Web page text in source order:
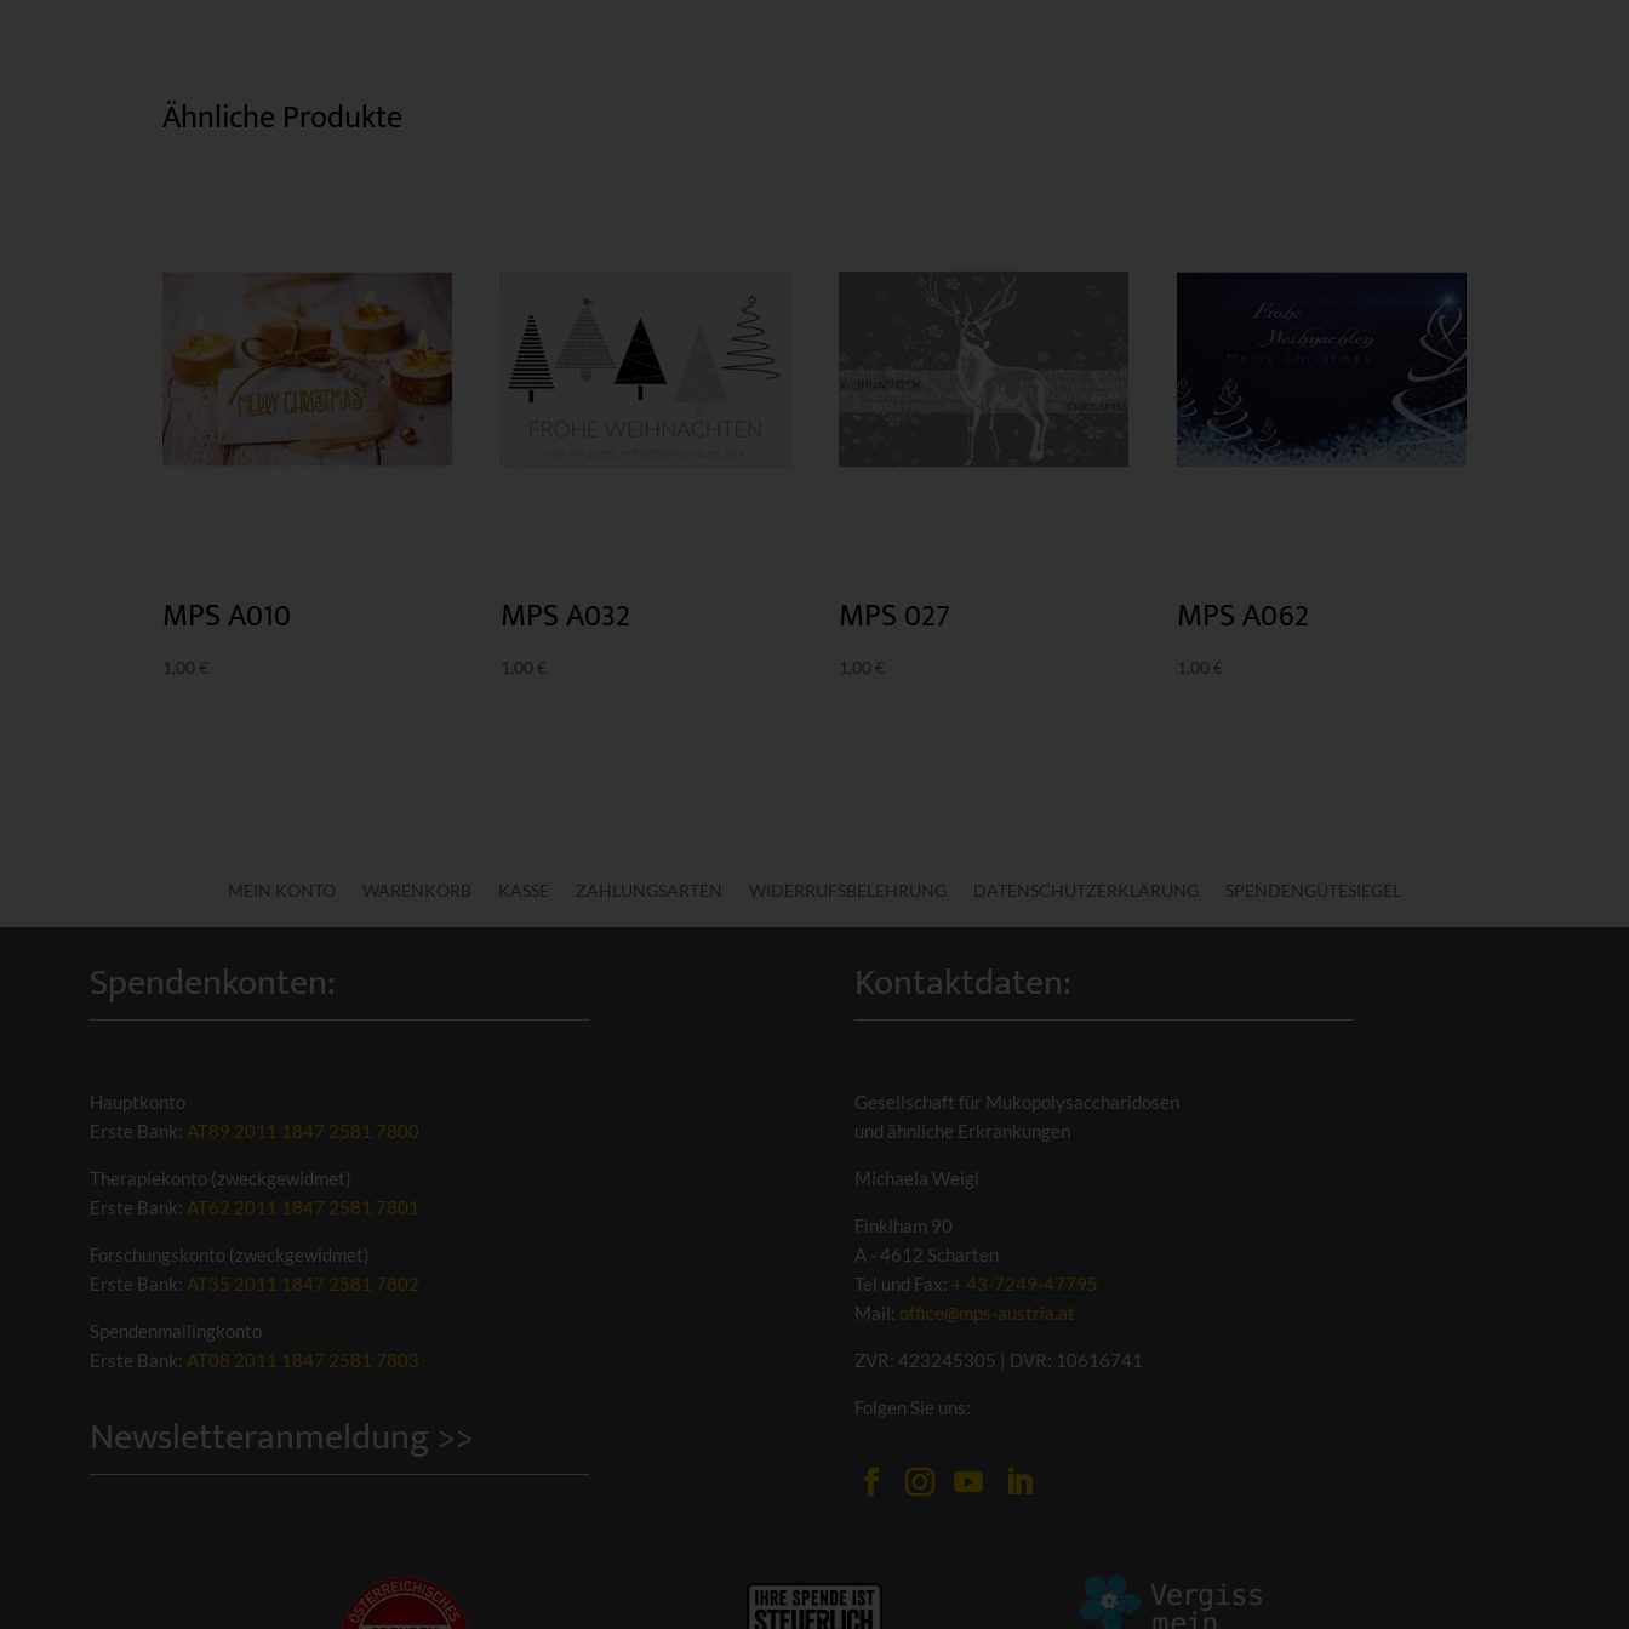
Ähnliche Produkte
MPS A010
1,00 €
MPS A032
1,00 €
MPS 027
1,00 €
MPS A062
1,00 €
MEIN KONTO WARENKORB KASSE ZAHLUNGSARTEN WIDERRUFSBELEHRUNG DATENSCHUTZERKLÄRUNG SPENDENGÜTESIEGEL
Spendenkonten:
Hauptkonto
Erste Bank: AT89 2011 1847 2581 7800
Therapiekonto (zweckgewidmet)
Erste Bank: AT62 2011 1847 2581 7801
Forschungskonto (zweckgewidmet)
Erste Bank: AT35 2011 1847 2581 7802
Spendenmailingkonto
Erste Bank: AT08 2011 1847 2581 7803
Newsletteranmeldung >>
Kontaktdaten:
Gesellschaft für Mukopolysaccharidosen
und ähnliche Erkrankungen
Michaela Weigl
Finklham 90
A - 4612 Scharten
Tel und Fax: + 43-7249-47795
Mail: office@mps-austria.at
ZVR: 423245305 | DVR: 10616741
Folgen Sie uns: